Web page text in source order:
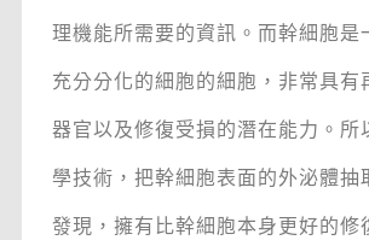
理機能所需要的資訊。而幹細胞是
充分分化的細胞的細胞，非常具有
器官以及修復受損的潛在能力。所
學技術，把幹細胞表面的外泌體抽
發現，擁有比幹細胞本身更好的修